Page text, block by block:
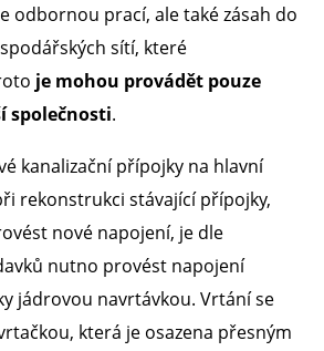
odbornou prací, ale také zásah do
sítí, které
je mohou provádět pouze
společnosti.
kanalizační přípojky na hlavní
rekonstrukci stávající přípojky,
nové napojení, je dle
nutno provést napojení
jádrovou navrtávkou. Vrtání se
která je osazena přesným